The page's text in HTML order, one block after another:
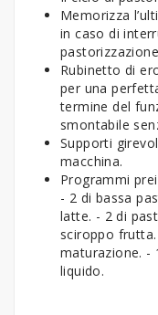
Memorizza
in caso di
Rubinetto di
per una
termine del
smontabile
Supporti
macchina.
Programmi
- 2 di bassa
latte. - 2 di
sciroppo
maturazione. -
liquido.